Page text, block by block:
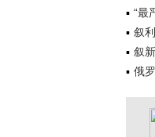
“最
叙
叙
俄